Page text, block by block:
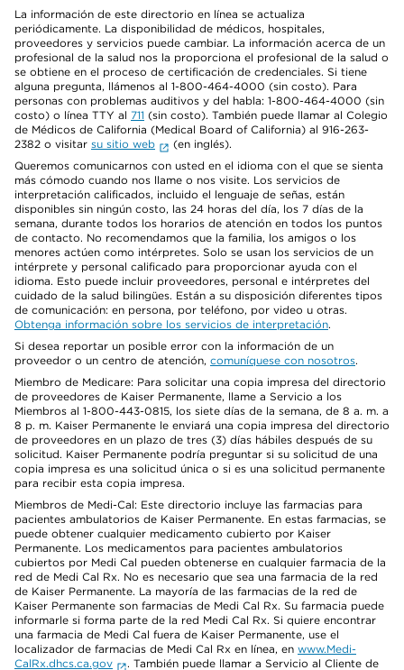
La información de este directorio en línea se actualiza
periódicamente. La disponibilidad de médicos, hospitales,
proveedores y servicios puede cambiar. La información acerca de un
profesional de la salud nos la proporciona el profesional de la salud o
se obtiene en el proceso de certificación de credenciales. Si tiene
alguna pregunta, llámenos al 1-800-464-4000 (sin costo). Para
personas con problemas auditivos y del habla: 1-800-464-4000 (sin
costo) o línea TTY al 711 (sin costo). También puede llamar al Colegio
de Médicos de California (Medical Board of California) al 916-263-
2382 o visitar su sitio web
(en inglés).
Queremos comunicarnos con usted en el idioma con el que se sienta
más cómodo cuando nos llame o nos visite. Los servicios de
interpretación calificados, incluido el lenguaje de señas, están
disponibles sin ningún costo, las 24 horas del día, los 7 días de la
semana, durante todos los horarios de atención en todos los puntos
de contacto. No recomendamos que la familia, los amigos o los
menores actúen como intérpretes. Solo se usan los servicios de un
intérprete y personal calificado para proporcionar ayuda con el
idioma. Esto puede incluir proveedores, personal e intérpretes del
cuidado de la salud bilingües. Están a su disposición diferentes tipos
de comunicación: en persona, por teléfono, por video u otras.
Obtenga información sobre los servicios de interpretación.
Si desea reportar un posible error con la información de un
proveedor o un centro de atención, comuníquese con nosotros.
Miembro de Medicare: Para solicitar una copia impresa del directorio
de proveedores de Kaiser Permanente, llame a Servicio a los
Miembros al 1-800-443-0815, los siete días de la semana, de 8 a. m. a
8 p. m. Kaiser Permanente le enviará una copia impresa del directorio
de proveedores en un plazo de tres (3) días hábiles después de su
solicitud. Kaiser Permanente podría preguntar si su solicitud de una
copia impresa es una solicitud única o si es una solicitud permanente
para recibir esta copia impresa.
Miembros de Medi-Cal: Este directorio incluye las farmacias para
pacientes ambulatorios de Kaiser Permanente. En estas farmacias, se
puede obtener cualquier medicamento cubierto por Kaiser
Permanente. Los medicamentos para pacientes ambulatorios
cubiertos por Medi Cal pueden obtenerse en cualquier farmacia de la
red de Medi Cal Rx. No es necesario que sea una farmacia de la red
de Kaiser Permanente. La mayoría de las farmacias de la red de
Kaiser Permanente son farmacias de Medi Cal Rx. Su farmacia puede
informarle si forma parte de la red Medi Cal Rx. Si quiere encontrar
una farmacia de Medi Cal fuera de Kaiser Permanente, use el
localizador de farmacias de Medi Cal Rx en línea, en www.Medi-
CalRx.dhcs.ca.gov
. También puede llamar a Servicio al Cliente de